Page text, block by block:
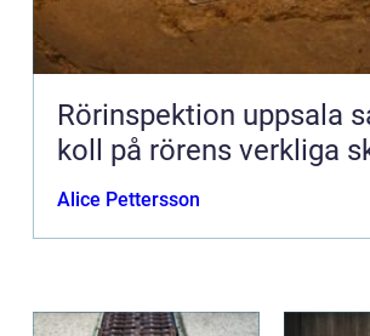
Rörinspektion uppsala så får du
koll på rörens verkliga
Alice Pettersson